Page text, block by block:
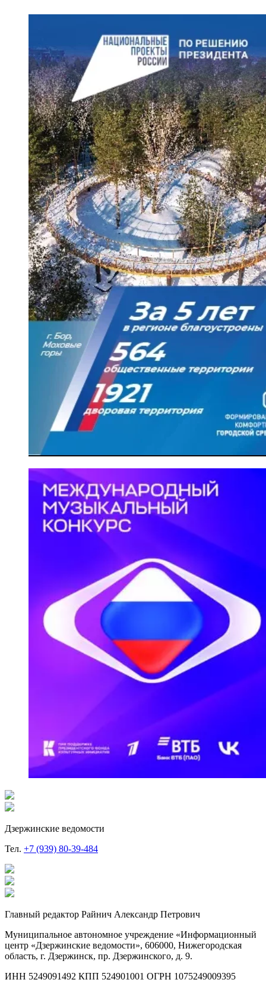
Дзержинские ведомости
Тел. +7 (939) 80-39-484
Главный редактор Райнич Александр Петрович
Муниципальное автономное учреждение «Информационный
центр «Дзержинские ведомости», 606000, Нижегородская
область, г. Дзержинск, пр. Дзержинского, д. 9.
ИНН 5249091492 КПП 524901001 ОГРН 1075249009395